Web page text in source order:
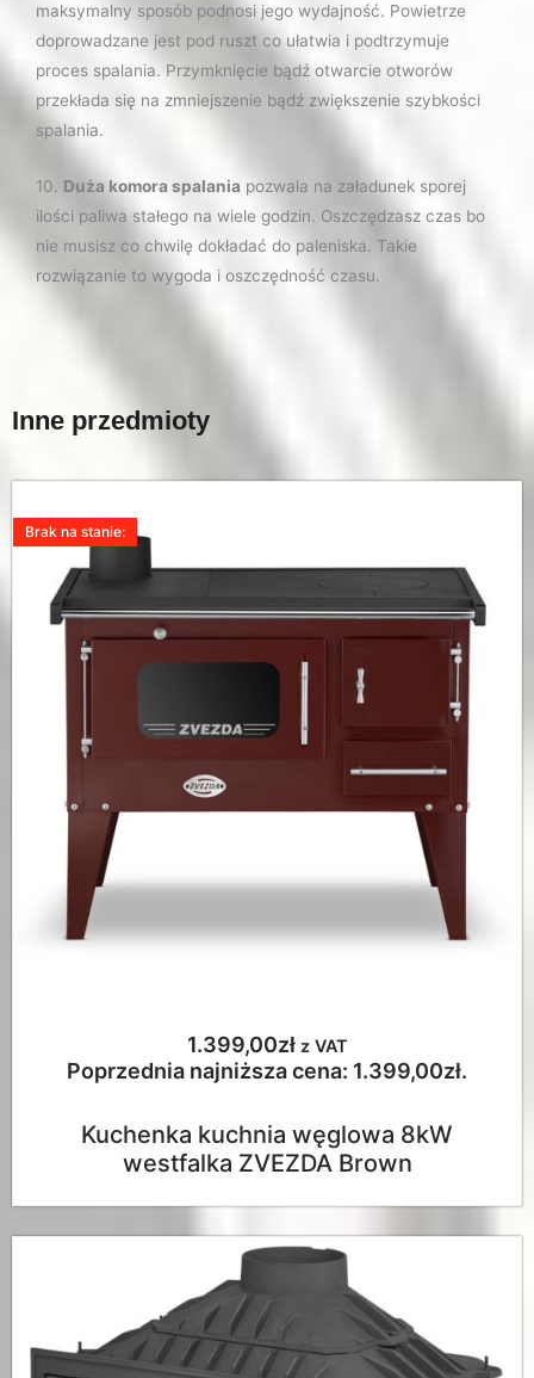
maksymalny sposób podnosi jego wydajność. Powietrze
doprowadzane jest pod ruszt co ułatwia i podtrzymuje
proces spalania. Przymknięcie bądź otwarcie otworów
przekłada się na zmniejszenie bądź zwiększenie szybkości
spalania.
10. Duża komora spalania pozwala na załadunek sporej
ilości paliwa stałego na wiele godzin. Oszczędzasz czas bo
nie musisz co chwilę dokładać do paleniska. Takie
rozwiązanie to wygoda i oszczędność czasu.
Inne przedmioty
Brak na stanie:
1.399,00zł z VAT
Poprzednia najniższa cena: 1.399,00zł.
Kuchenka kuchnia węglowa 8kW
westfalka ZVEZDA Brown